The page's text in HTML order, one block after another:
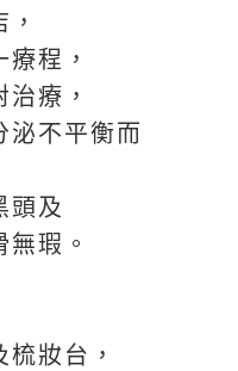
程，
療，
泌不平衡而
頭及
瑕。
妝台，